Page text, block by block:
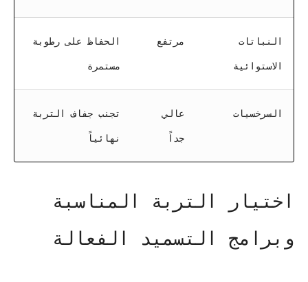
النباتات
الاستوائية
مرتفع الحفاظ على رطوبة
مستمرة
السرخسيات عالي
جداً
تجنب جفاف التربة
نهائياً
اختيار التربة المناسبة
وبرامج التسميد الفعالة